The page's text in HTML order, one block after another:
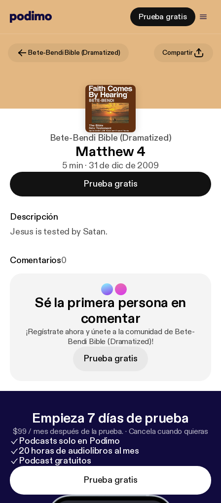
Prueba gratis
Bete-Bendi Bible (Dramatized) Compartir
Bete-Bendi Bible (Dramatized)
Matthew 4
5 min · 31 de dic de 2009
Prueba gratis
Descripción
Jesus is tested by Satan.
Comentarios0
Sé la primera persona en
comentar
¡Regístrate ahora y únete a la comunidad de Bete-
Bendi Bible (Dramatized)!
Prueba gratis
Empieza 7 días de prueba
$99 / mes después de la prueba. · Cancela cuando quieras
Podcasts solo en Podimo
20 horas de audiolibros al mes
Podcast gratuitos
Prueba gratis